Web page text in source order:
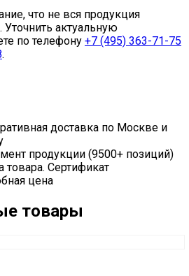
что не вся продукция
Уточнить актуальную
по телефону +7 (495) 363-71-75
.
доставка по Москве и
продукции (9500+ позиций)
товара. Сертификат
цена
товары